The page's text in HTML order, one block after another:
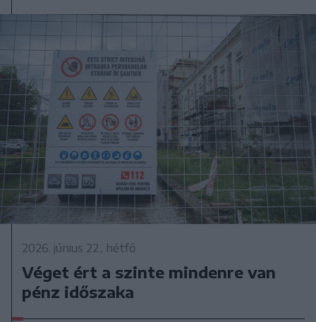
2026. június 22., hétfő
Véget ért a szinte mindenre van
pénz időszaka